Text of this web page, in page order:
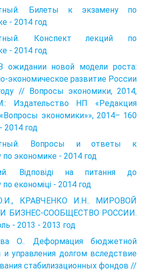
Билеты к экзамену по
- 2014 год
Конспект лекций по
- 2014 год
ожидании новой модели роста:
экономическое развитие России
// Вопросы экономики, 2014,
НП «Редакция
экономики»», 2014– 160
2014 год
Вопросы и ответы к
по экономике - 2014 год
Відповіді на питання до
економіці - 2014 год
КРАВЧЕНКО И.Н.. МИРОВОЙ
БИЗНЕС-СООБЩЕСТВО РОССИИ.
- 2013 - 2013 год
О.. Деформация бюджетной
и управления долгом вследствие
стабилизационных фондов //